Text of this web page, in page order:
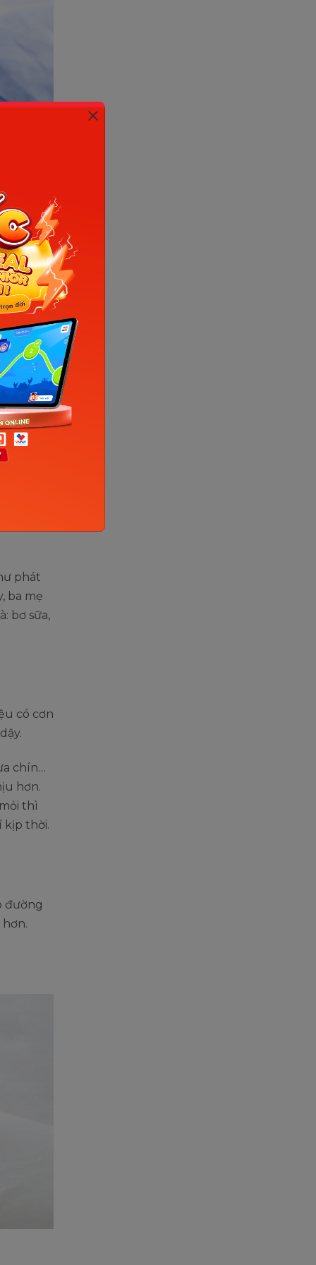
ba
Điều
sẽ bị
khỏe
khẩu
nhỏ
biết
phát
ba mẹ
bơ sữa,
có cơn
chín…
hơn.
thì
kịp thời.
đường